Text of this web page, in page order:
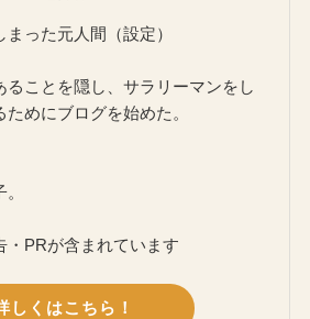
った元人間（設定）
ることを隠し、サラリーマンをし
めにブログを始めた。
・PRが含まれています
しくはこちら！